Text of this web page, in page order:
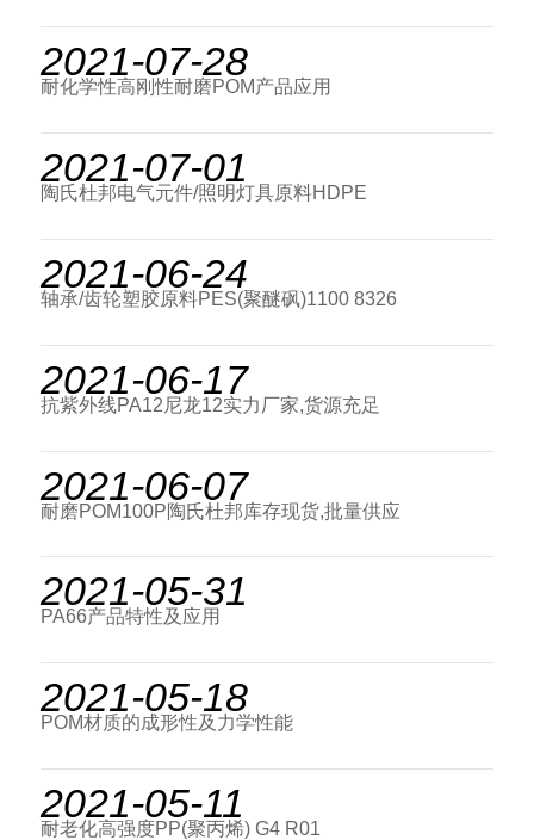
2021-07-28
耐化学性高刚性耐磨POM产品应用
2021-07-01
陶氏杜邦电气元件/照明灯具原料HDPE
2021-06-24
轴承/齿轮塑胶原料PES(聚醚砜)1100 8326
2021-06-17
抗紫外线PA12尼龙12实力厂家,货源充足
2021-06-07
耐磨POM100P陶氏杜邦库存现货,批量供应
2021-05-31
PA66产品特性及应用
2021-05-18
POM材质的成形性及力学性能
2021-05-11
耐老化高强度PP(聚丙烯) G4 R01